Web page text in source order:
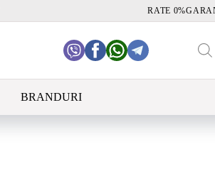
RATE 0%
search
BRANDURI